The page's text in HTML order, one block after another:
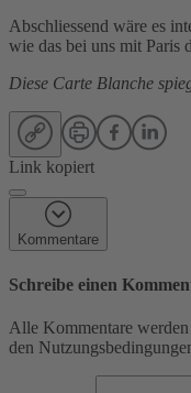
Abschliessend wäre es
wie das bei uns mit Paris
Diese Carte Blanche
Link kopiert
Kommentare
Schreibe einen
Alle Kommentare
den